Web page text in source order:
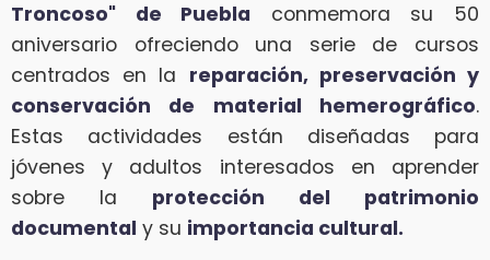
Troncoso" de Puebla conmemora su 50
aniversario ofreciendo una serie de cursos
centrados en la reparación, preservación y
conservación de material hemerográfico.
Estas actividades están diseñadas para
jóvenes y adultos interesados en aprender
sobre la protección del patrimonio
documental y su importancia cultural.